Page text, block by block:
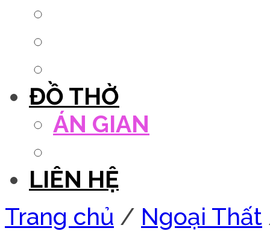
ĐỒ THỜ
ÁN GIAN
LIÊN HỆ
Trang chủ / Ngoại Thất